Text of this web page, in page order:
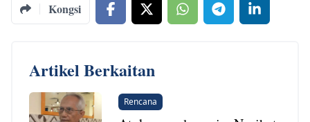
Kongsi
Artikel Berkaitan
Rencana